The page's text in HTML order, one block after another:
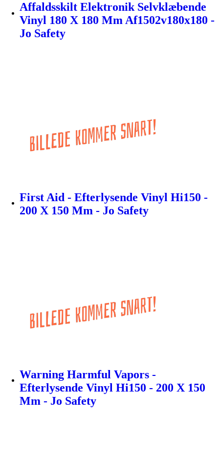
Affaldsskilt Elektronik Selvklæbende
Vinyl 180 X 180 Mm Af1502v180x180 -
Jo Safety
First Aid - Efterlysende Vinyl Hi150 -
200 X 150 Mm - Jo Safety
Warning Harmful Vapors -
Efterlysende Vinyl Hi150 - 200 X 150
Mm - Jo Safety